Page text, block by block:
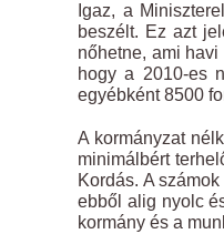
Igaz, a
beszélt. Ez azt
nőhetne, ami
hogy a 2010-es
egyébként 8500
A kormányzat
minimálbért
Kordás. A
ebből alig nyolc
kormány és a